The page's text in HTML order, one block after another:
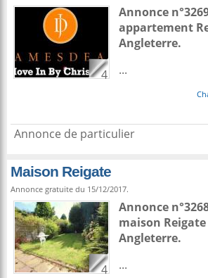
4
Annonce
appartement
Angleterre.
...
Annonce de particulier
Maison Reigate
Annonce gratuite du 15/12/2017.
4
Annonce
maison Reigate
Angleterre.
...